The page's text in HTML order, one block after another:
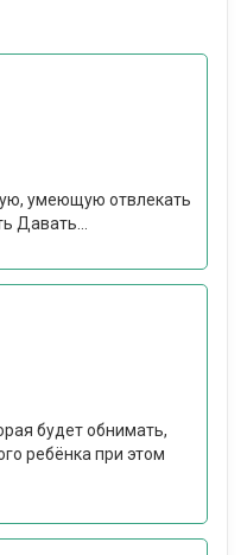
умеющую отвлекать
Давать...
будет обнимать,
ребёнка при этом